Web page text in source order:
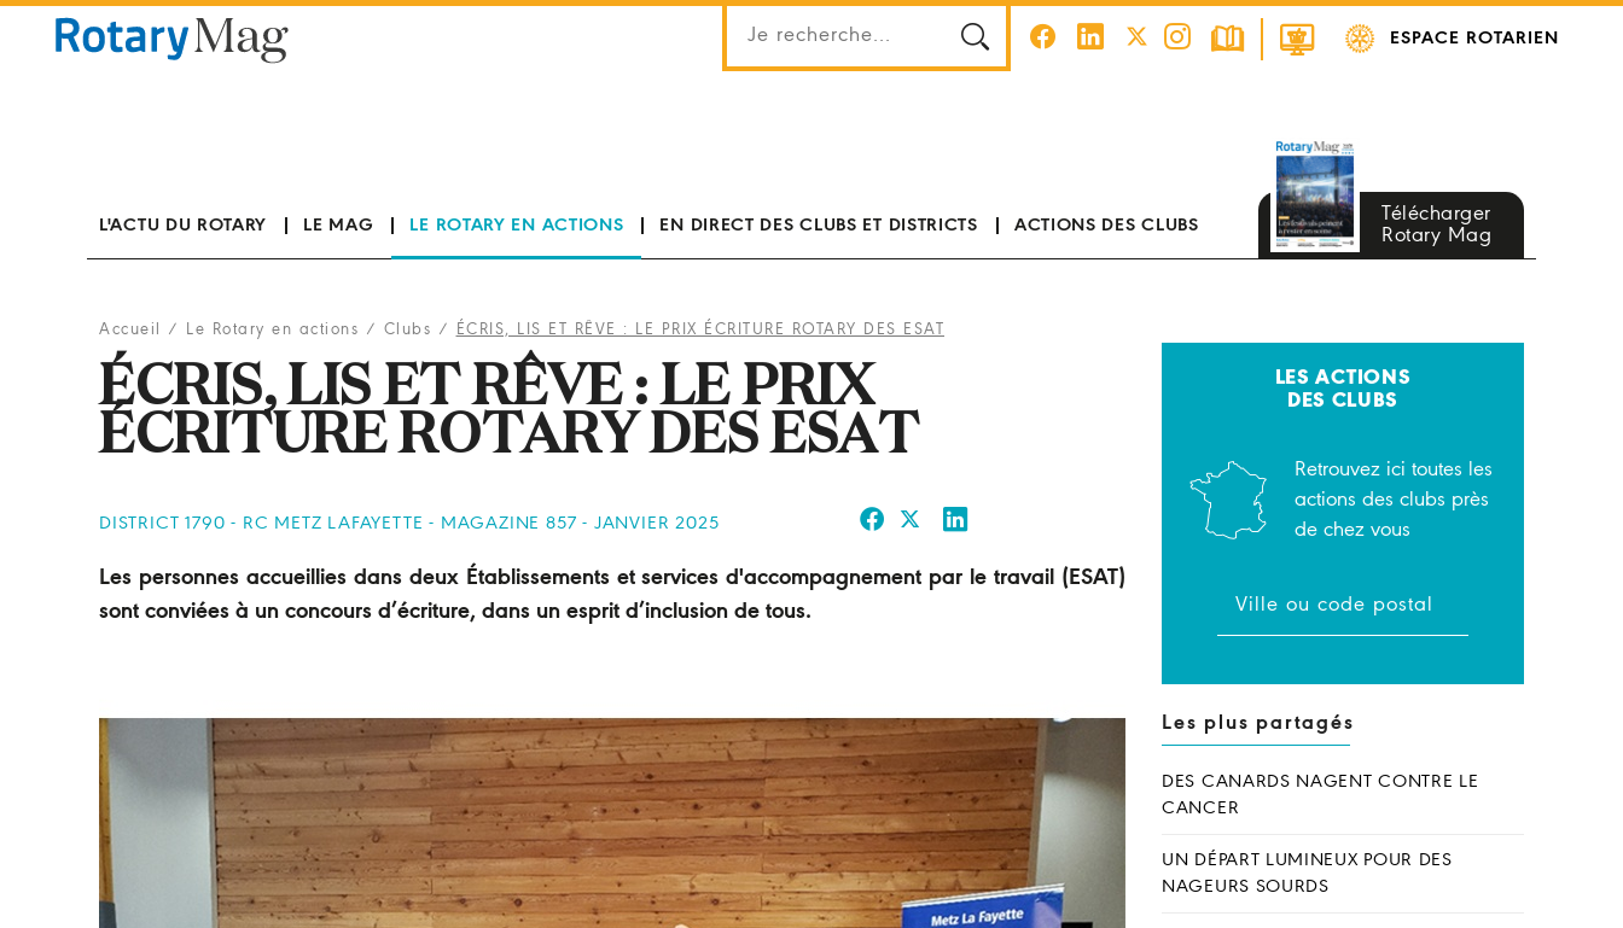
ESPACE ROTARIEN
L'ACTU DU ROTARY LE MAG LE ROTARY EN ACTIONS EN DIRECT DES CLUBS ET DISTRICTS ACTIONS DES CLUBS
Télécharger
Rotary Mag
Accueil / Le Rotary en actions / Clubs / ÉCRIS, LIS ET RÊVE : LE PRIX ÉCRITURE ROTARY DES ESAT
ÉCRIS, LIS ET RÊVE : LE PRIX
ÉCRITURE ROTARY DES ESAT
DISTRICT 1790 - RC METZ LAFAYETTE - MAGAZINE 857 - JANVIER 2025
Les personnes accueillies dans deux Établissements et services d'accompagnement par le travail (ESAT)
sont conviées à un concours d’écriture, dans un esprit d’inclusion de tous.
LES ACTIONS
DES CLUBS
Retrouvez ici toutes les
actions des clubs près
de chez vous
Les plus partagés
DES CANARDS NAGENT CONTRE LE
CANCER
UN DÉPART LUMINEUX POUR DES
NAGEURS SOURDS
Panneau de gestion des cookies